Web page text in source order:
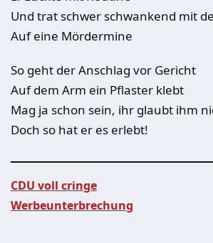
Und trat schwer schwankend mit
Auf eine Mördermine
So geht der Anschlag vor Gericht
Auf dem Arm ein Pflaster klebt
Mag ja schon sein, ihr glaubt ihm
Doch so hat er es erlebt!
CDU voll cringe
Werbeunterbrechung